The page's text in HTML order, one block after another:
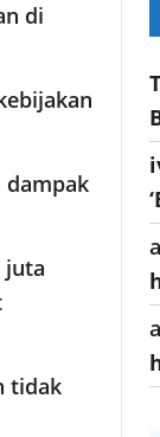
di
dampak
juta
tidak